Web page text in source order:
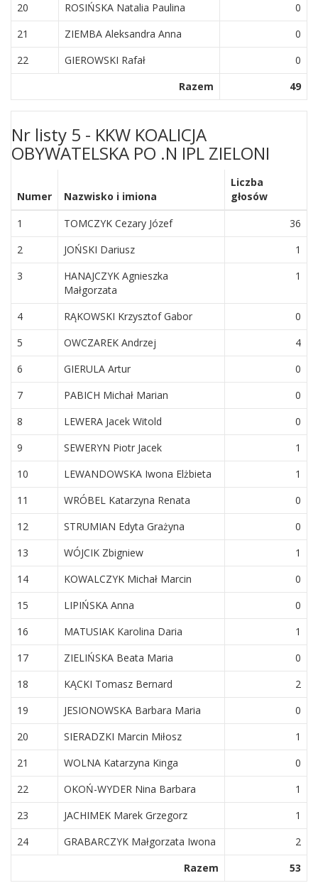
20
ROSIŃSKA Natalia Paulina
0
21
ZIEMBA Aleksandra Anna
0
22
GIEROWSKI Rafał
0
Razem
49
Nr listy 5 - KKW KOALICJA
OBYWATELSKA PO .N IPL ZIELONI
Numer Nazwisko i imiona
Liczba
głosów
1
TOMCZYK Cezary Józef
36
2
JOŃSKI Dariusz
1
3
HANAJCZYK Agnieszka
Małgorzata
1
4 RĄKOWSKI Krzysztof Gabor
0
5
OWCZAREK Andrzej
4
6
GIERULA Artur
0
7
PABICH Michał Marian
0
8
LEWERA Jacek Witold
0
9
SEWERYN Piotr Jacek
1
10
LEWANDOWSKA Iwona Elżbieta
1
11
WRÓBEL Katarzyna Renata
0
12
STRUMIAN Edyta Grażyna
0
13
WÓJCIK Zbigniew
1
14
KOWALCZYK Michał Marcin
0
15
LIPIŃSKA Anna
0
16
MATUSIAK Karolina Daria
1
17
ZIELIŃSKA Beata Maria
0
18
KĄCKI Tomasz Bernard
2
19
JESIONOWSKA Barbara Maria
0
20
SIERADZKI Marcin Miłosz
1
21
WOLNA Katarzyna Kinga
0
22
OKOŃ-WYDER Nina Barbara
1
23
JACHIMEK Marek Grzegorz
1
24
GRABARCZYK Małgorzata Iwona
2
Razem
53